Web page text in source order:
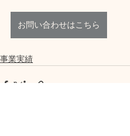
お問い合わせはこちら
事業実績